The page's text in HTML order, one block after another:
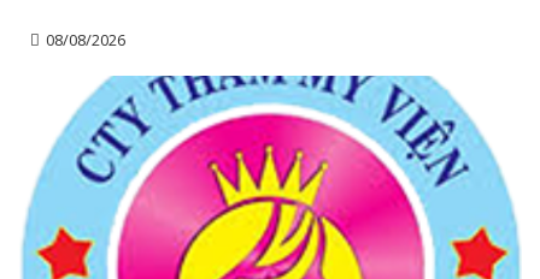
08/08/2026